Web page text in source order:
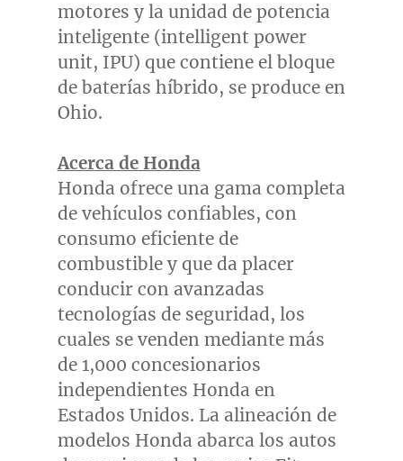
motores y la unidad de potencia
inteligente (intelligent power
unit, IPU) que contiene el bloque
de baterías híbrido, se produce en
Ohio.
Acerca de Honda
Honda ofrece una gama completa
de vehículos confiables, con
consumo eficiente de
combustible y que da placer
conducir con avanzadas
tecnologías de seguridad, los
cuales se venden mediante más
de 1,000 concesionarios
independientes Honda en
Estados Unidos. La alineación de
modelos Honda abarca los autos